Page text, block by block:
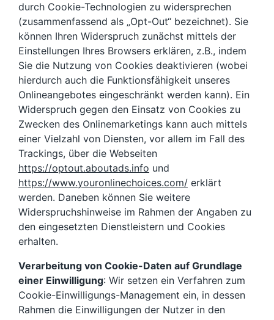
durch Cookie-Technologien zu widersprechen
(zusammenfassend als „Opt-Out“ bezeichnet). Sie
können Ihren Widerspruch zunächst mittels der
Einstellungen Ihres Browsers erklären, z.B., indem
Sie die Nutzung von Cookies deaktivieren (wobei
hierdurch auch die Funktionsfähigkeit unseres
Onlineangebotes eingeschränkt werden kann). Ein
Widerspruch gegen den Einsatz von Cookies zu
Zwecken des Onlinemarketings kann auch mittels
einer Vielzahl von Diensten, vor allem im Fall des
Trackings, über die Webseiten
https://optout.aboutads.info und
https://www.youronlinechoices.com/ erklärt
werden. Daneben können Sie weitere
Widerspruchshinweise im Rahmen der Angaben zu
den eingesetzten Dienstleistern und Cookies
erhalten.
Verarbeitung von Cookie-Daten auf Grundlage
einer Einwilligung: Wir setzen ein Verfahren zum
Cookie-Einwilligungs-Management ein, in dessen
Rahmen die Einwilligungen der Nutzer in den